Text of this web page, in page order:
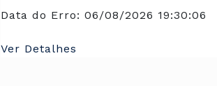
Data do Erro: 06/08/2026 19:30:06
Ver Detalhes